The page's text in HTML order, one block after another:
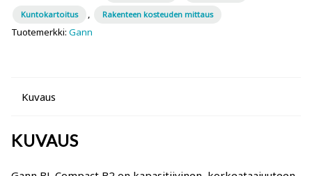
Logca Atso: LOG Moisture
ovitehtaille
Lauber: Lämpötilan, ilmankosteuden ja puun
Kuntokartoitus , Rakenteen kosteuden mittaus
Tuotemerkki: Gann
Kuvaus
KUVAUS